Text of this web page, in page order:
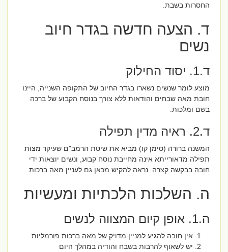
החסרות בשבת.
ד. הצעה חדשה בגדר חיוב
נשים
ד.1. יסוד החילוק
מוצע לומר שנשים נשארו בגדר החיוב של התקופה השנייה, היינו
חובת מאה שבחים והודאות ללא צורך בנוסח הקבוע של ברכה
בשם ומלכות.
ד.2. ראיה מדין תפילה
המשנה ברורה (סימן קו) מביא את שיטת הרמב"ם שעיקר מצות
תפילה מדאורייתא אינה מחייבת נוסח קבוע, ונשים יוצאות ידי
חובה בבקשה קצרה. נראה להקיש מכאן גם לעניין מאה ברכות.
ה. השלכות הלכתיות ומעשיות
ה.1. אופן קיום המצווה לנשים
אין חובה להגיע למניין מדויק של מאה ברכות פורמליות
יש לשאוף להרבות בשבח והודיה במהלך היום